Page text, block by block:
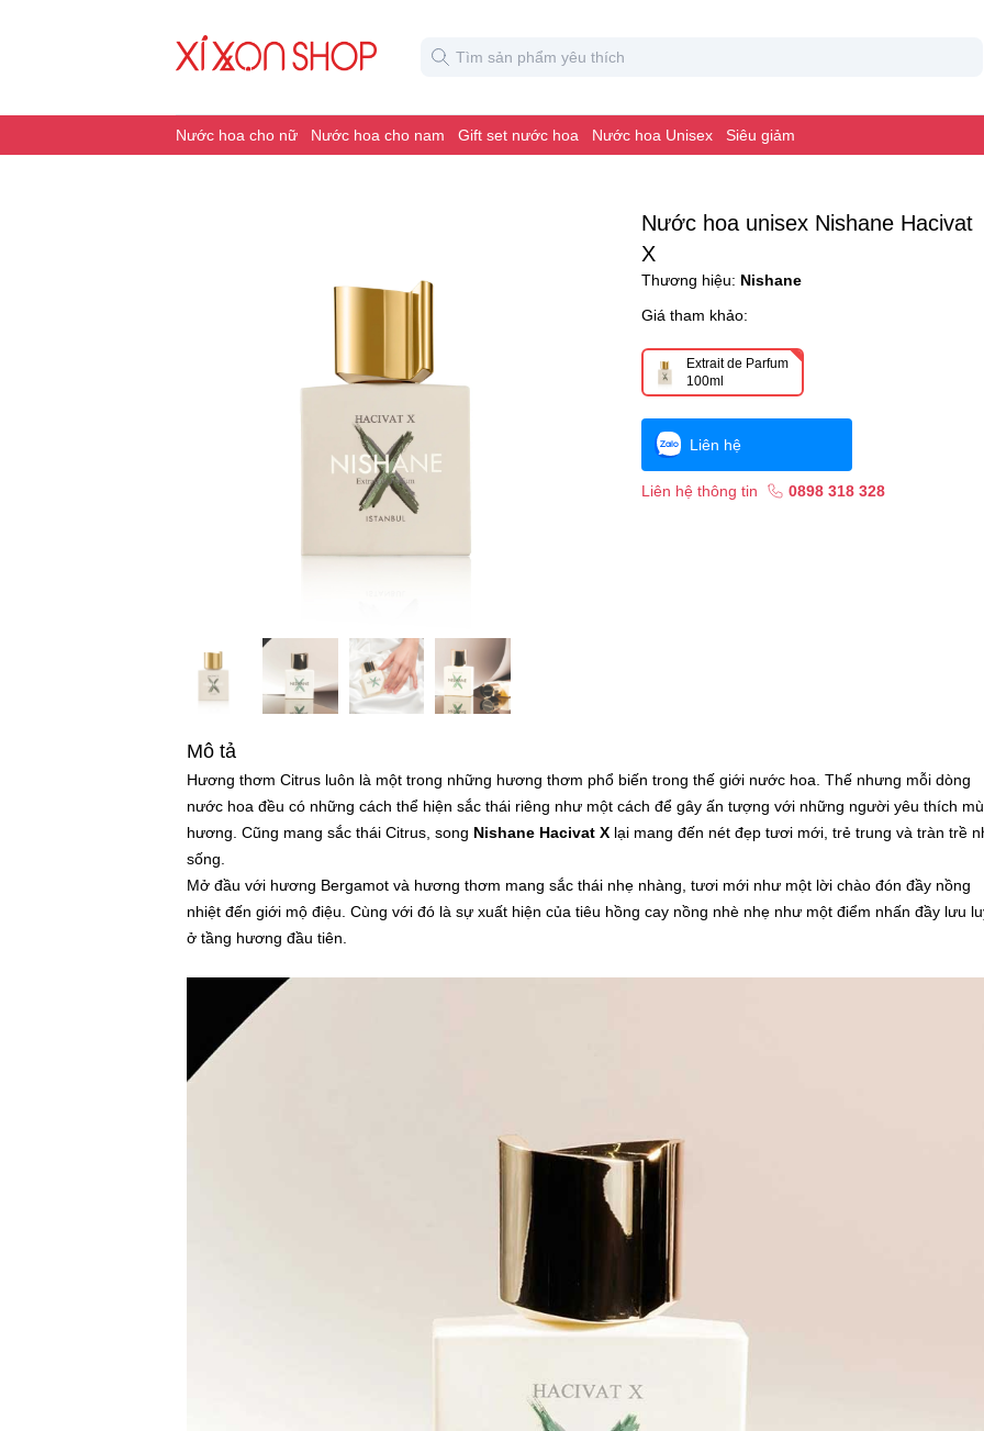
Nước hoa cho nữ Nước hoa cho nam Gift set nước hoa Nước hoa Unisex Siêu giảm
Nước hoa unisex Nishane Hacivat
X
Thương hiệu: Nishane
Giá tham khảo:
Extrait de Parfum
100ml
Liên hệ
Liên hệ thông tin 0898 318 328
Mô tả
Hương thơm Citrus luôn là một trong những hương thơm phổ biến trong thế giới nước hoa. Thế nhưng mỗi dòng
nước hoa đều có những cách thể hiện sắc thái riêng như một cách để gây ấn tượng với những người yêu thích
hương. Cũng mang sắc thái Citrus, song Nishane Hacivat X lại mang đến nét đẹp tươi mới, trẻ trung và tràn trề
sống.
Mở đầu với hương Bergamot và hương thơm mang sắc thái nhẹ nhàng, tươi mới như một lời chào đón đầy nồng
nhiệt đến giới mộ điệu. Cùng với đó là sự xuất hiện của tiêu hồng cay nồng nhè nhẹ như một điểm nhấn đầy lưu
ở tầng hương đầu tiên.